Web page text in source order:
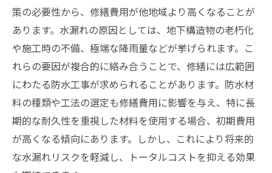
策の必要性から、修繕費用が他地域より高くなることが
あります。水漏れの原因としては、地下構造物の老朽化
や施工時の不備、極端な降雨量などが挙げられます。こ
れらの要因が複合的に絡み合うことで、修繕には広範囲
にわたる防水工事が求められることがあります。防水材
料の種類や工法の選定も修繕費用に影響を与え、特に長
期的な耐久性を重視した材料を使用する場合、初期費用
が高くなる傾向にあります。しかし、これにより将来的
な水漏れリスクを軽減し、トータルコストを抑える効果